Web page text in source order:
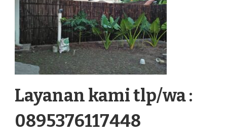
Layanan kami tlp/wa :
0895376117448